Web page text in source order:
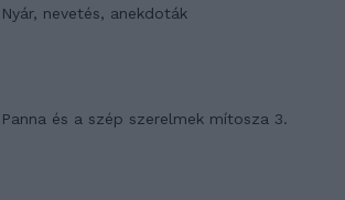
Nyár, nevetés, anekdoták
Panna és a szép szerelmek mítosza 3.